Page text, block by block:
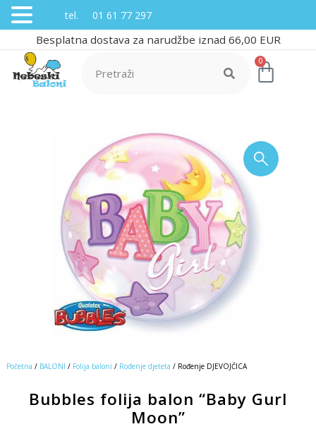
Besplatna dostava za narudžbe iznad 66,00 EUR
0
Početna / BALONI / Folija baloni / Rođenje djeteta / Rođenje DJEVOJČICA
Bubbles folija balon “Baby Gurl
Moon”
tel. 01 61 77 297